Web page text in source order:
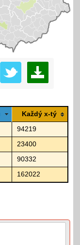
Každý x-tý
94219
23400
90332
162022